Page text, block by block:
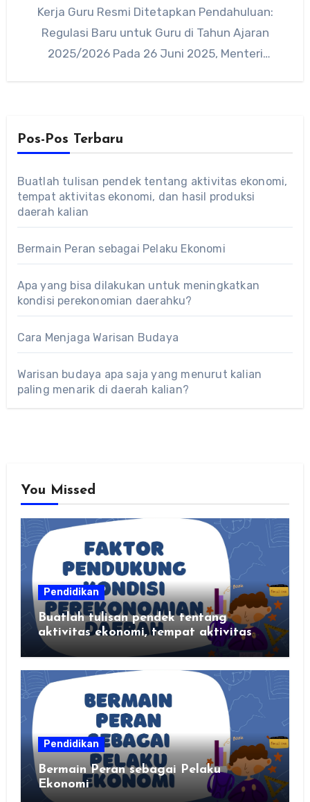
Kerja Guru Resmi Ditetapkan Pendahuluan:
Regulasi Baru untuk Guru di Tahun Ajaran
2025/2026 Pada 26 Juni 2025, Menteri
Pos-Pos Terbaru
Buatlah tulisan pendek tentang aktivitas ekonomi,
tempat aktivitas ekonomi, dan hasil produksi
daerah kalian
Bermain Peran sebagai Pelaku Ekonomi
Apa yang bisa dilakukan untuk meningkatkan
kondisi perekonomian daerahku?
Cara Menjaga Warisan Budaya
Warisan budaya apa saja yang menurut kalian
paling menarik di daerah kalian?
You Missed
Pendidikan
Buatlah tulisan pendek tentang
aktivitas ekonomi, tempat aktivitas
ekonomi, dan hasil produksi daerah
kalian
Pendidikan
Bermain Peran sebagai Pelaku
Ekonomi